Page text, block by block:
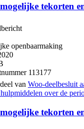
tekorten
openbaarmaking
113177
van Woo-deelbesluit
over de
tekorten